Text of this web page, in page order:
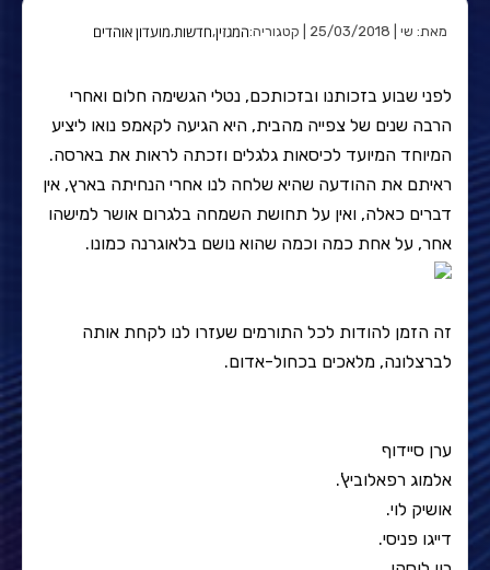
מאת: שי | 25/03/2018 | קטגוריה: המגזין,חדשות,מועדון אוהדים
לפני שבוע בזכותנו ובזכותכם, נטלי הגשימה חלום ואחרי
הרבה שנים של צפייה מהבית, היא הגיעה לקאמפ נואו ליציע
המיוחד המיועד לכיסאות גלגלים וזכתה לראות את בארסה.
ראיתם את ההודעה שהיא שלחה לנו אחרי הנחיתה בארץ, אין
דברים כאלה, ואין על תחושת השמחה בלגרום אושר למישהו
אחר, על אחת כמה וכמה שהוא נושם בלאוגרנה כמונו.
זה הזמן להודות לכל התורמים שעזרו לנו לקחת אותה
לברצלונה, מלאכים בכחול-אדום.
ערן סיידוף
אלמוג רפאלוביץ'.
אושיק לוי.
דייגו פניסי.